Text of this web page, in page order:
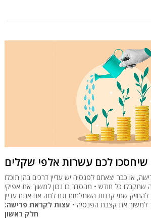
שיחסכו לכם עשרות אלפי שקלים
או כבר יצאתם לפנסיה יש עדיין דרכים בהן תוכלו
כל חודש • מהסדר בו נכון למשוך את אפיקי
להחזיק שתי קרנות השתלמות וגם למה אם אתם עדיין
למשוך את קצבת הפנסיה • עצות לקראת פרישה:
חלק ראשון